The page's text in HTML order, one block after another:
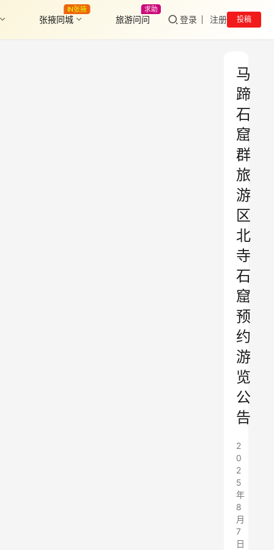
张掖同城
IN张掖
旅游问问
求助
登录 注册 投稿
马
蹄
石
窟
群
旅
游
区
北
寺
石
窟
预
约
游
览
公
告
2
0
2
5
年
8
月
7
日